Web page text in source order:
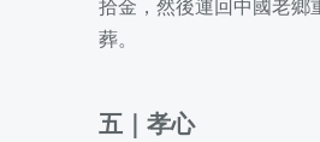
拾金，然後運回中國老鄉
葬。
五 ｜ 孝心